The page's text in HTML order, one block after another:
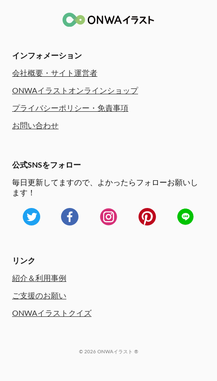
インフォメーション
会社概要・サイト運営者
ONWAイラストオンラインショップ
プライバシーポリシー・免責事項
お問い合わせ
公式SNSをフォロー
毎日更新してますので、
よかったらフォローお願いし
ます！
リンク
紹介＆利用事例
ご支援のお願い
ONWAイラストクイズ
© 2026 ONWAイラスト ®